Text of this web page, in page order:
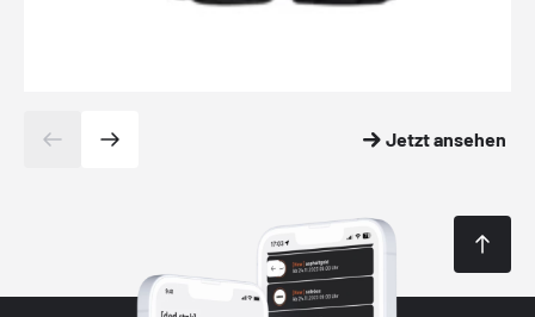
Jetzt ansehen